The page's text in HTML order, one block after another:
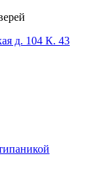
д. 104 К. 43